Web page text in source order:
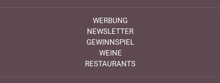
WERBUNG
NEWSLETTER
GEWINNSPIEL
WEINE
RESTAURANTS